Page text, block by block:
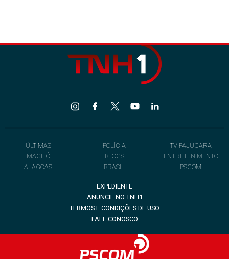
ÚLTIMAS
MACEIÓ
ALAGOAS
POLÍCIA
BLOGS
BRASIL
TV PAJUÇARA
ENTRETENIMENTO
PSCOM
EXPEDIENTE
ANUNCIE NO TNH1
TERMOS E CONDIÇÕES DE USO
FALE CONOSCO